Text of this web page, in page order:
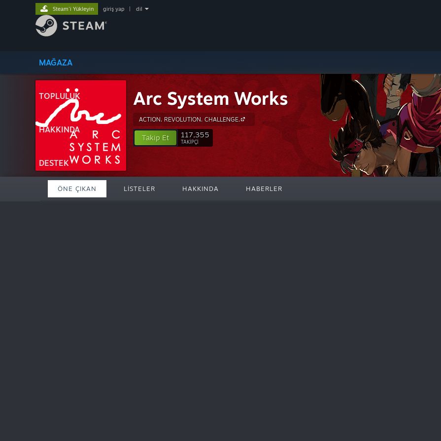
MAĞAZA
TOPLULUK
HAKKINDA
DESTEK
Steam'i Yükleyin giriş yap dil
Arc System Works
ACTION. REVOLUTION. CHALLENGE.
Takip Et 117,355
TAKIPÇI
ÖNE ÇIKAN LISTELER HAKKINDA HABERLER